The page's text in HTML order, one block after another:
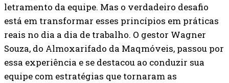
letramento da equipe. Mas o verdadeiro desafio
está em transformar esses princípios em práticas
reais no dia a dia de trabalho. O gestor Wagner
Souza, do Almoxarifado da Maqmóveis, passou por
essa experiência e se destacou ao conduzir sua
equipe com estratégias que tornaram as